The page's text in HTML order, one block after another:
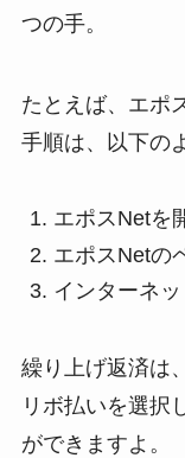
つの手。
たとえば、エポ
手順は、以下の
エポスNetを
エポスNetの
インターネ
繰り上げ返済は
リボ払いを選択
ができますよ。